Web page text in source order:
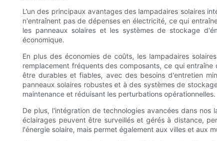
L’un des principaux avantages des lampadaires solaires
n'entraînent pas de dépenses en électricité, ce qui
les panneaux solaires et les systèmes de stockage
économique.
En plus des économies de coûts, les lampadaires
remplacement fréquents des composants, ce qui
être durables et fiables, avec des besoins d'entretien
panneaux solaires robustes et à des systèmes de
maintenance et réduisant les perturbations opérationnelles.
De plus, l'intégration de technologies avancées dans
éclairages peuvent être surveillés et gérés à distance,
l'énergie solaire, mais permet également aux villes et aux